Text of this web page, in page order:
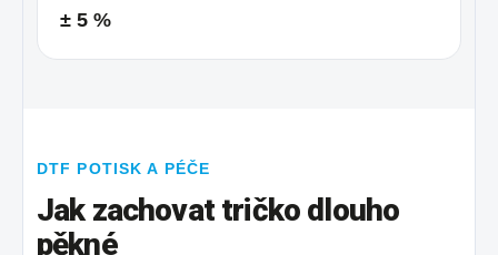
± 5 %
DTF POTISK A PÉČE
Jak zachovat tričko dlouho
pěkné